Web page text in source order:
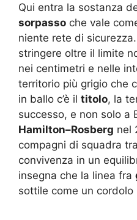
Qui entra la sostanza
sorpasso che vale
niente rete di
stringere oltre il limite
nei centimetri e nelle
territorio più grigio che
in ballo c’è il titolo, la
successo, e non solo a
Hamilton–Rosberg nel
compagni di squadra
convivenza in un
insegna che la linea fra
sottile come un cordolo